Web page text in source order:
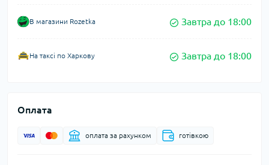
В магазини Rozetka Завтра до 18:00
На таксі по Харкову Завтра до 18:00
Оплата
оплата за рахунком готівкою